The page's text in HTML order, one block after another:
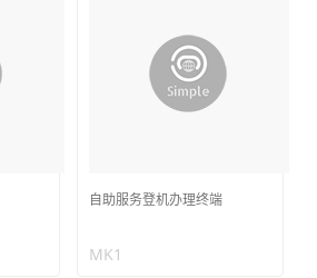
自助服务登机办理终端
MK1